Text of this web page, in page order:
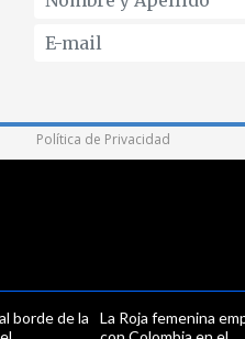
Política de Privacidad
borde de la
La Roja femenina